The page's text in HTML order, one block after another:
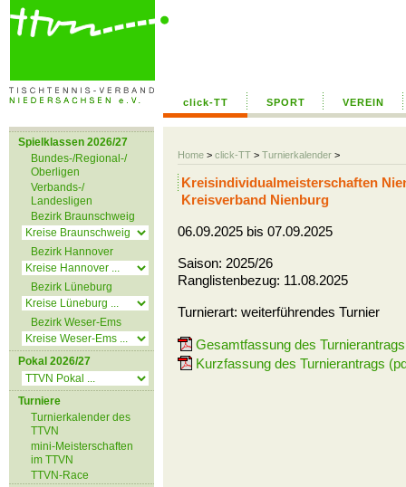
click-TT SPORT VEREIN
Home > click-TT > Turnierkalender >
Spielklassen 2026/27
Bundes-/Regional-/
Oberligen
Verbands-/
Landesligen
Bezirk Braunschweig
Bezirk Hannover
Bezirk Lüneburg
Bezirk Weser-Ems
Pokal 2026/27
Turniere
Turnierkalender des
TTVN
mini-Meisterschaften
im TTVN
TTVN-Race
Kreisindividualmeisterschaften
Kreisverband Nienburg
06.09.2025 bis 07.09.2025
Saison: 2025/26
Ranglistenbezug: 11.08.2025
Turnierart: weiterführendes Turnier
Gesamtfassung des
Kurzfassung des Turnierantrags